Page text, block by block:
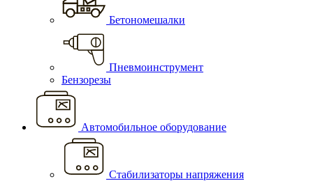
Бетономешалки
Пневмоинструмент
Бензорезы
Автомобильное оборудование
Стабилизаторы напряжения